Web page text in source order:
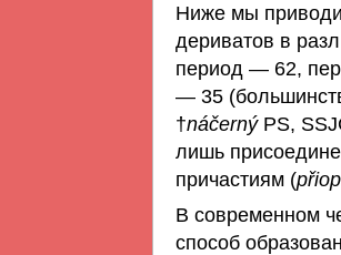
Ниже мы
дериватов в
период — 62,
— 35
†náčerný PS,
лишь
причастиям (
В современном
способ